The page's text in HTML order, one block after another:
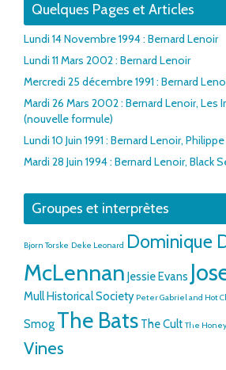
Quelques Pages et Articles
Lundi 14 Novembre 1994 : Bernard Lenoir
Lundi 11 Mars 2002 : Bernard Lenoir
Mercredi 25 décembre 1991 : Bernard
Mardi 26 Mars 2002 : Bernard Lenoir, Les
(nouvelle formule)
Lundi 10 Juin 1991 : Bernard Lenoir,
Mardi 28 Juin 1994 : Bernard Lenoir, Black
Groupes et interprètes
Bjorn Torske Deke Leonard Dominique
McLennan Jessie Evans
Mull Historical Society Peter Gabriel and Hot
Smog The Bats The Cult The
Vines